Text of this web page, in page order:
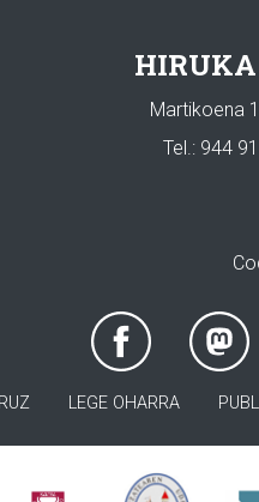
Martikoena
Tel.: 944
LEGE OHARRA